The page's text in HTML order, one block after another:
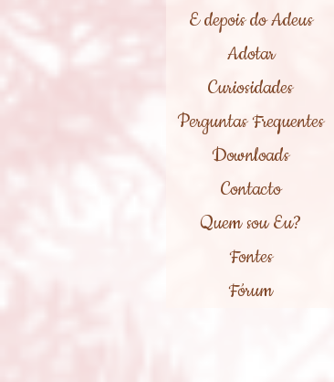
E depois do Adeus
Adotar
Curiosidades
Perguntas Frequentes
Downloads
Contacto
Quem sou Eu?
Fontes
Fórum